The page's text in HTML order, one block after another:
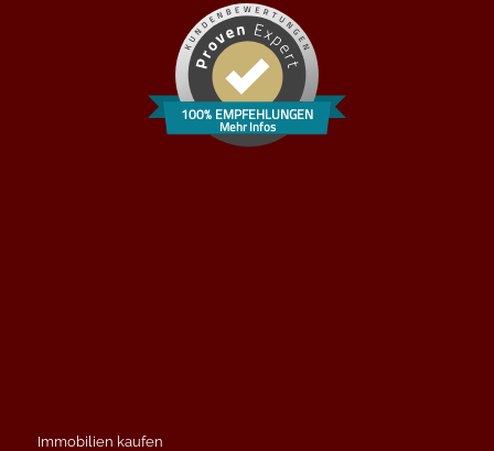
100% EMPFEHLUNGEN
Mehr Infos
Immobilien kaufen